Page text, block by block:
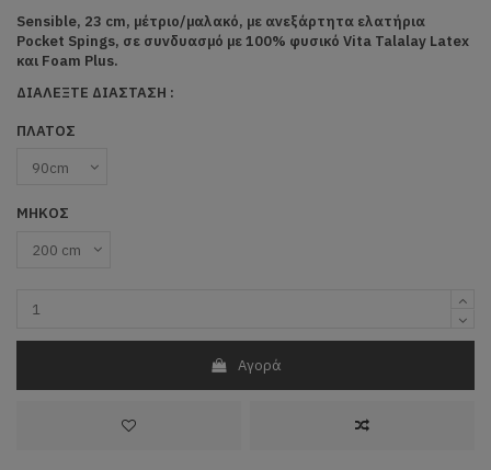
Sensible, 23 cm, μέτριο/μαλακό, με ανεξάρτητα ελατήρια
Pocket Spings, σε συνδυασμό με 100% φυσικό Vita Talalay Latex
και Foam Plus.
ΔΙΑΛΕΞΤΕ ΔΙΑΣΤΑΣΗ :
ΠΛΑΤΟΣ
ΜΗΚΟΣ
Αγορά